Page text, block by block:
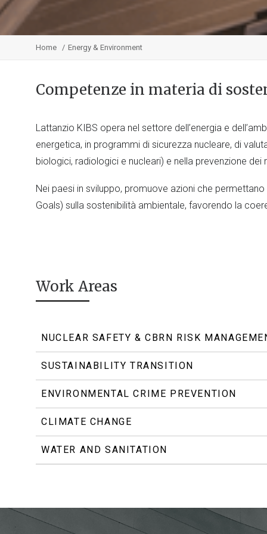
Home Energy & Environment
Competenze in materia di
Lattanzio KIBS opera nel settore dell’energia e
energetica, in programmi di sicurezza nucleare, di
biologici, radiologici e nucleari) e nella prevenzione
Nei paesi in sviluppo, promuove azioni che
Goals) sulla sostenibilità ambientale, favorendo la
Work Areas
NUCLEAR SAFETY & CBRN RISK
SUSTAINABILITY TRANSITION
ENVIRONMENTAL CRIME PREVENTION
CLIMATE CHANGE
WATER AND SANITATION